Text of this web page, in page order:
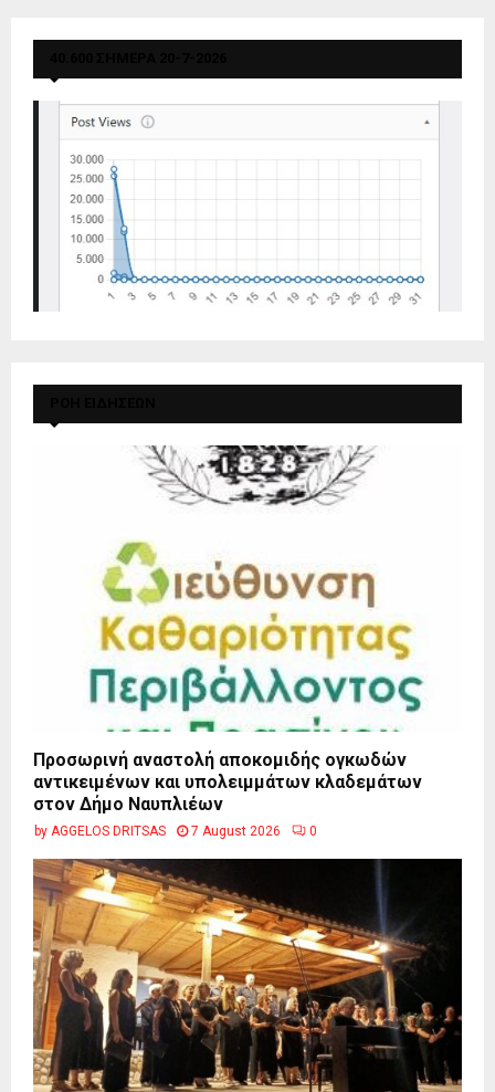
Προσωρινή αναστολή αποκομιδής ογκωδών
αντικειμένων και υπολειμμάτων κλαδεμάτων
στον Δήμο Ναυπλιέων
by AGGELOS DRITSAS 7 August 2026 0